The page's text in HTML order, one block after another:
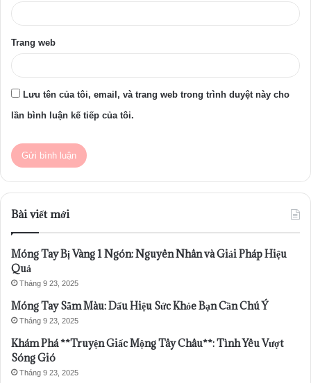
Trang web
Lưu tên của tôi, email, và trang web trong trình duyệt này cho
lần bình luận kế tiếp của tôi.
Bài viết mới
Móng Tay Bị Vàng 1 Ngón: Nguyên Nhân và Giải Pháp Hiệu
Quả
Tháng 9 23, 2025
Móng Tay Sẫm Màu: Dấu Hiệu Sức Khỏe Bạn Cần Chú Ý
Tháng 9 23, 2025
Khám Phá **Truyện Giấc Mộng Tây Châu**: Tình Yêu Vượt
Sóng Gió
Tháng 9 23, 2025